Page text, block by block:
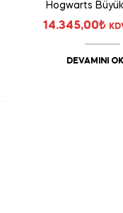
Hogwarts
76435
14.345,00₺
DEVAMINI